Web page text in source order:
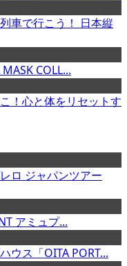
車で行こう！ 日本縦
COLL...
！心と体をリセットす
ロ ジャパンツアー
アミュプ...
ウス「OITA PORT...